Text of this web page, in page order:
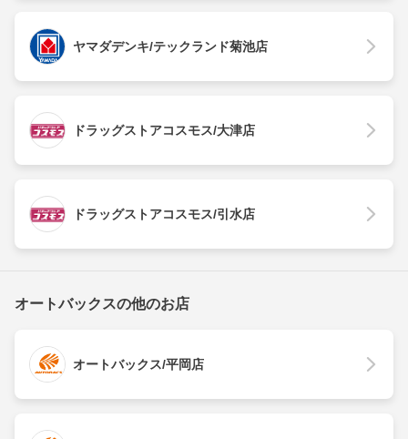
ヤマダデンキ/テックランド菊池店
ドラッグストアコスモス/大津店
ドラッグストアコスモス/引水店
オートバックスの他のお店
オートバックス/平岡店